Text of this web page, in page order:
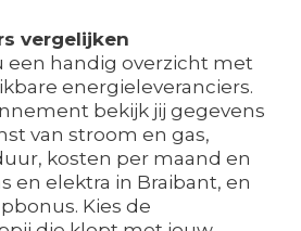
vergelijken
een handig overzicht met
energieleveranciers.
bekijk jij gegevens
van stroom en gas,
kosten per maand en
en elektra in Braibant, en
Kies de